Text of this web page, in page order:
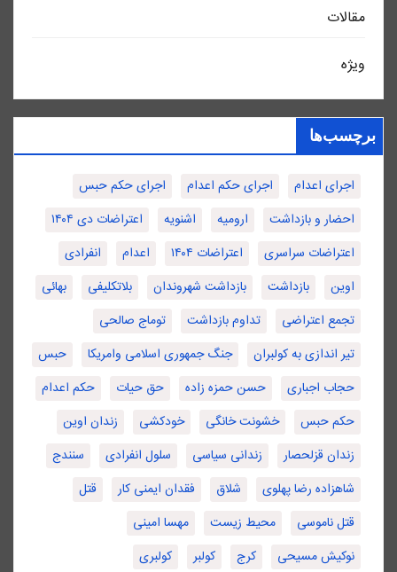
مقالات
ویژه
برچسب‌ها
اجرای اعدام اجرای حکم اعدام
اجرای حکم حبس
احضار و بازداشت
ارومیه اشنویه
اعتراضات دی ۱۴۰۴
اعتراضات سراسری
اعتراضات ۱۴۰۴ اعدام
انفرادی
اوین
بازداشت بازداشت شهروندان بلاتکلیفی
بهائی
تجمع اعتراضی
تداوم بازداشت
توماج صالحی
تیر اندازی به کولبران
جنگ جمهوری اسلامی وامریکا
حبس
حجاب اجباری
حسن حمزه زاده حق حیات
حکم اعدام
حکم حبس
خشونت خانگی خودکشی
زندان اوین
زندان قزلحصار
زندانی سیاسی سلول انفرادی
سنندج
شاهزاده رضا پهلوی
شلاق فقدان ایمنی کار
قتل
قتل ناموسی
محیط زیست
مهسا امینی
نوکیش مسیحی
کرج کولبر کولبری